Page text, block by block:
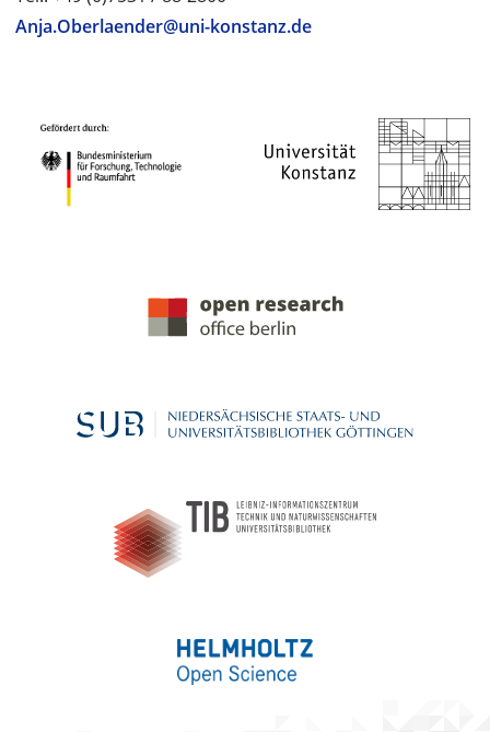
Anja.Oberlaender@uni-konstanz.de